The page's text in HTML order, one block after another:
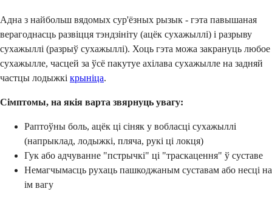
Адна з найбольш вядомых сур'ёзных рызык - гэта павышаная
верагоднасць развіцця тэндзініту (ацёк сухажыллі) і разрыву
сухажыллі (разрыў сухажыллі). Хоць гэта можа закрануць любое
сухажылле, часцей за ўсё пакутуе ахілава сухажылле на задняй
частцы лодыжкі крыніца.
Сімптомы, на якія варта звярнуць увагу:
Раптоўны боль, ацёк ці сіняк у вобласці сухажыллі
(напрыклад, лодыжкі, пляча, рукі ці локця)
Гук або адчуванне "пстрычкі" ці "траскацення" ў суставе
Немагчымасць рухаць пашкоджаным суставам або несці на
ім вагу